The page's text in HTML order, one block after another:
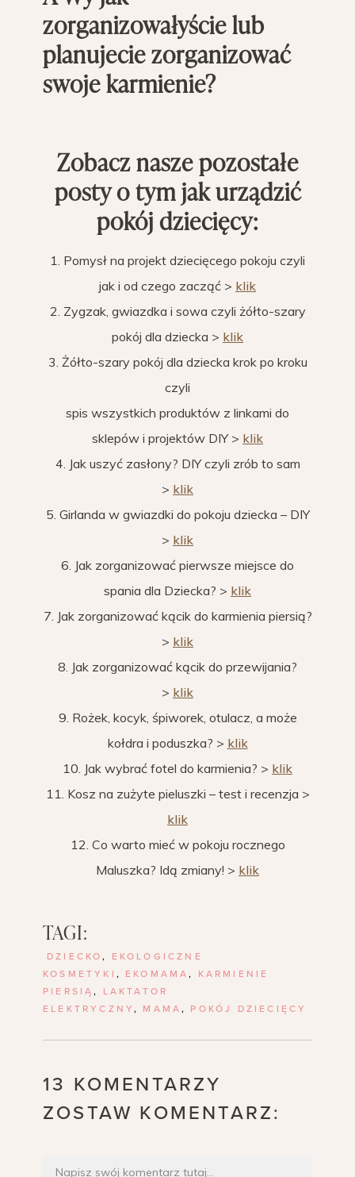
zorganizowałyście lub
planujecie zorganizować
swoje karmienie?
Zobacz nasze pozostałe
posty o tym jak urządzić
pokój dziecięcy:
1. Pomysł na projekt dziecięcego pokoju czyli
jak i od czego zacząć > klik
2. Zygzak, gwiazdka i sowa czyli żółto-szary
pokój dla dziecka > klik
3. Żółto-szary pokój dla dziecka krok po kroku
czyli
spis wszystkich produktów z linkami do
sklepów i projektów DIY > klik
4. Jak uszyć zasłony? DIY czyli zrób to sam
> klik
5. Girlanda w gwiazdki do pokoju dziecka – DIY
> klik
6. Jak zorganizować pierwsze miejsce do
spania dla Dziecka? > klik
7. Jak zorganizować kącik do karmienia piersią?
> klik
8. Jak zorganizować kącik do przewijania?
> klik
9. Rożek, kocyk, śpiworek, otulacz, a może
kołdra i poduszka? > klik
10. Jak wybrać fotel do karmienia? > klik
11. Kosz na zużyte pieluszki – test i recenzja >
klik
12. Co warto mieć w pokoju rocznego
Maluszka? Idą zmiany! > klik
TAGI:
DZIECKO ,
EKOLOGICZNE
KOSMETYKI , EKOMAMA ,
KARMIENIE
PIERSIĄ ,
LAKTATOR
ELEKTRYCZNY , MAMA , POKÓJ DZIECIĘCY
13 KOMENTARZY
ZOSTAW KOMENTARZ: